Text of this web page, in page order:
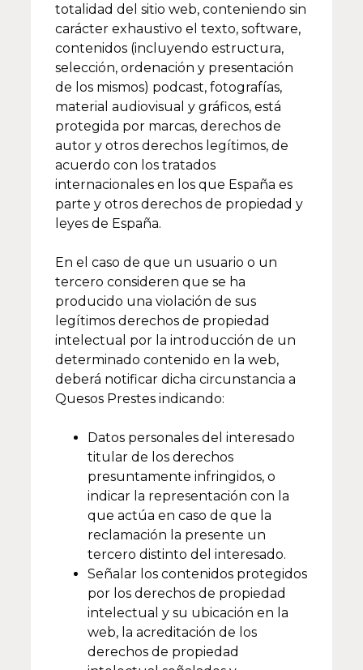
totalidad del sitio web, conteniendo sin
carácter exhaustivo el texto, software,
contenidos (incluyendo estructura,
selección, ordenación y presentación
de los mismos) podcast, fotografías,
material audiovisual y gráficos, está
protegida por marcas, derechos de
autor y otros derechos legítimos, de
acuerdo con los tratados
internacionales en los que España es
parte y otros derechos de propiedad y
leyes de España.
En el caso de que un usuario o un
tercero consideren que se ha
producido una violación de sus
legítimos derechos de propiedad
intelectual por la introducción de un
determinado contenido en la web,
deberá notificar dicha circunstancia a
Quesos Prestes indicando:
Datos personales del interesado
titular de los derechos
presuntamente infringidos, o
indicar la representación con la
que actúa en caso de que la
reclamación la presente un
tercero distinto del interesado.
Señalar los contenidos protegidos
por los derechos de propiedad
intelectual y su ubicación en la
web, la acreditación de los
derechos de propiedad